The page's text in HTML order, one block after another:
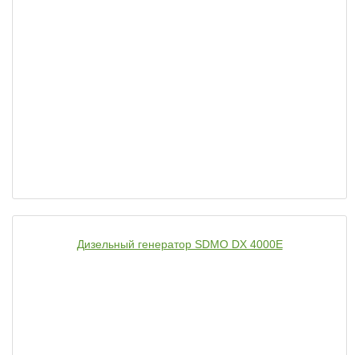
Дизельный генератор SDMO DX 4000E